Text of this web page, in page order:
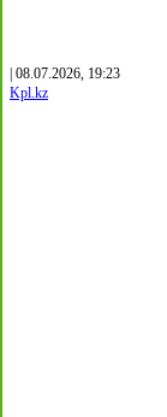
| 08.07.2026, 19:23
Kpl.kz